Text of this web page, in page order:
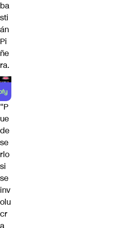
ba
sti
án
Pi
ñe
ra.
“P
ue
de
se
rlo
si
se
inv
olu
cr